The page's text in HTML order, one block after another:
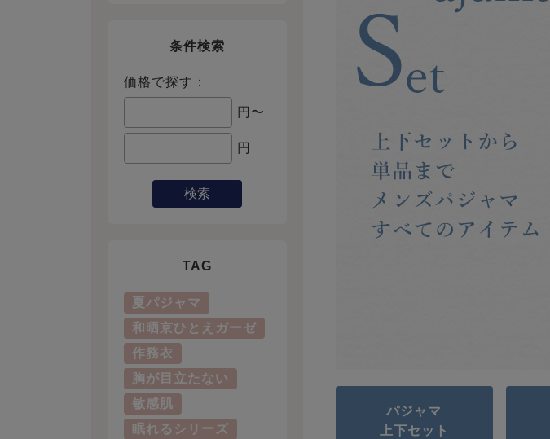
条件検索
価格で探す：
円〜
円
検索
TAG
夏パジャマ
和晒京ひとえガーゼ
作務衣
胸が目立たない
敏感肌
眠れるシリーズ
パジャマ
上下セット